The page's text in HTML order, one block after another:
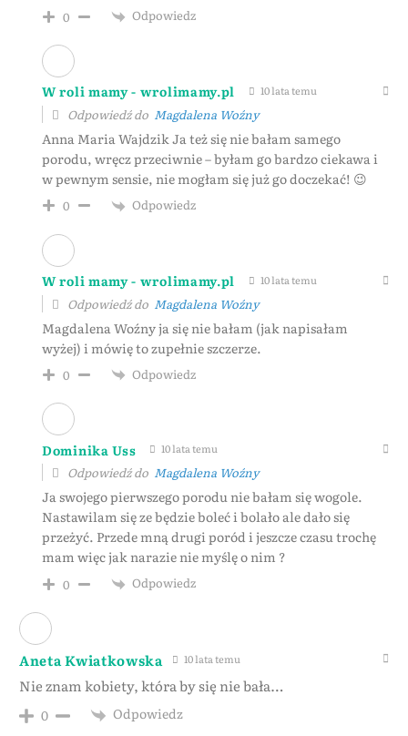
0 Odpowiedz
W roli mamy - wrolimamy.pl 10 lata temu
Odpowiedź do Magdalena Woźny
Anna Maria Wajdzik Ja też się nie bałam samego
porodu, wręcz przeciwnie – byłam go bardzo ciekawa i
w pewnym sensie, nie mogłam się już go doczekać! 😉
0 Odpowiedz
W roli mamy - wrolimamy.pl 10 lata temu
Odpowiedź do Magdalena Woźny
Magdalena Woźny ja się nie bałam (jak napisałam
wyżej) i mówię to zupełnie szczerze.
0 Odpowiedz
Dominika Uss 10 lata temu
Odpowiedź do Magdalena Woźny
Ja swojego pierwszego porodu nie bałam się wogole.
Nastawilam się ze będzie boleć i bolało ale dało się
przeżyć. Przede mną drugi poród i jeszcze czasu trochę
mam więc jak narazie nie myślę o nim ?
0 Odpowiedz
Aneta Kwiatkowska 10 lata temu
Nie znam kobiety, która by się nie bała…
0 Odpowiedz